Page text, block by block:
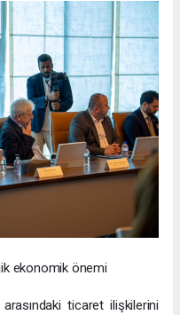
ekonomik önemi
ticaret ilişkilerini